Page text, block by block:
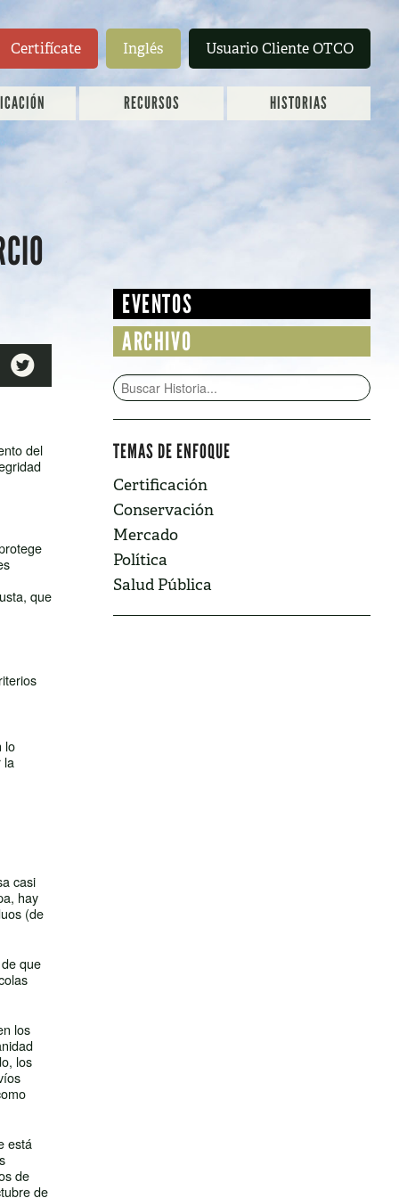
Certifícate Inglés Usuario Cliente OTCO
RECURSOS HISTORIAS

del
que
lo
la
casi
hay
(de
que
los
los
está
de
de
EVENTOS
ARCHIVO
TEMAS DE ENFOQUE
Certificación
Conservación
Mercado
Política
Salud Pública